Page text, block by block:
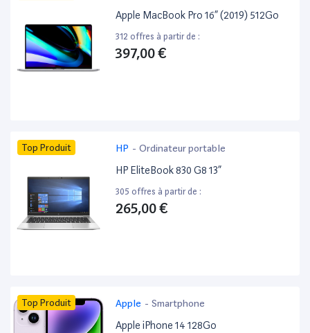
Apple MacBook Pro 16” (2019) 512Go
312 offres à partir de :
397,00 €
Top Produit HP - Ordinateur portable
HP EliteBook 830 G8 13”
305 offres à partir de :
265,00 €
Top Produit Apple - Smartphone
Apple iPhone 14 128Go